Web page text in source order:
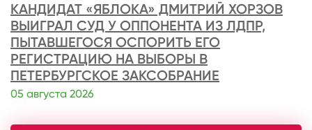
КАНДИДАТ «ЯБЛОКА» ДМИТРИЙ ХОРЗОВ
ВЫИГРАЛ СУД У ОППОНЕНТА ИЗ ЛДПР,
ПЫТАВШЕГОСЯ ОСПОРИТЬ ЕГО
РЕГИСТРАЦИЮ НА ВЫБОРЫ В
ПЕТЕРБУРГСКОЕ ЗАКСОБРАНИЕ
05 августа 2026